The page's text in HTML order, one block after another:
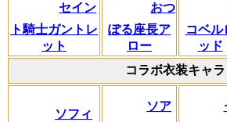
セイン
ト騎士ガントレ
ット
おつ
ぽる座長ア
ロー
コベル
ッド
コラボ衣装キャラ
ソフィ
ソア